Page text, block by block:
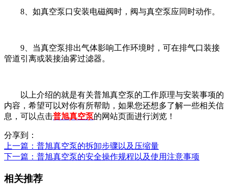
8、如真空泵口安装电磁阀时，阀与真空泵应同时动作。
9、当真空泵排出气体影响工作环境时，可在排气口装接
管道引离或装接油雾过滤器。
以上介绍的就是有关普旭真空泵的工作原理与安装事项的
内容，希望可以对你有所帮助，如果您还想多了解一些相关信
息，可以点击普旭真空泵的网站页面进行浏览！
分享到：
上一篇 ：普旭真空泵的拆卸步骤以及压缩量
下一篇 ：普旭真空泵的安全操作规程以及使用注意事项
相关推荐